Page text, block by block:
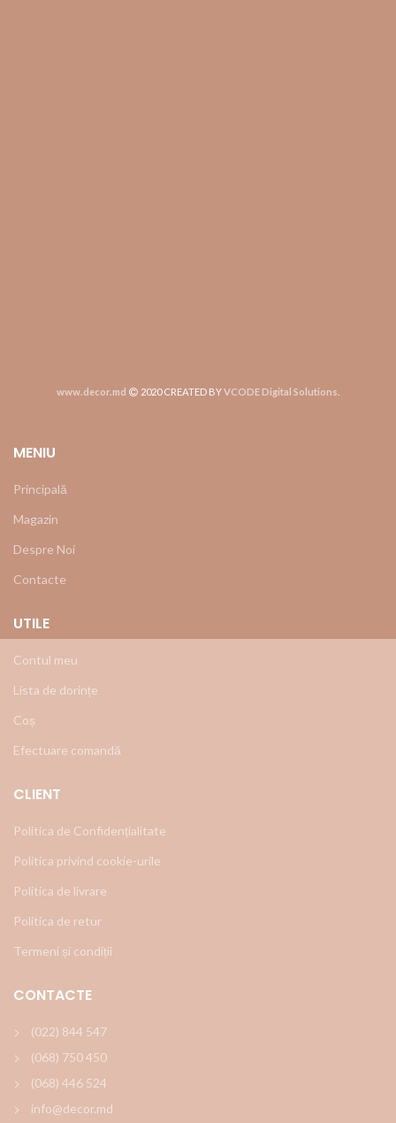
www.decor.md 2020 CREATED BYVCODE Digital Solutions
MENIU
Principală
Magazin
Despre Noi
Contacte
UTILE
Contul meu
Lista de dorințe
Coș
Efectuare comandă
CLIENT
Politica de Confidențialitate
Politica privind cookie-urile
Politica de livrare
Politica de retur
Termeni și condiții
CONTACTE
(022) 844 547
(068) 750 450
(068) 446 524
info@decor.md